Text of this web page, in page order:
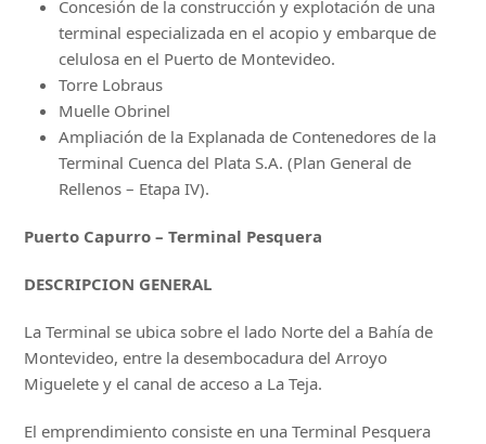
Concesión de la construcción y explotación de una
terminal especializada en el acopio y embarque de
celulosa en el Puerto de Montevideo.
Torre Lobraus
Muelle Obrinel
Ampliación de la Explanada de Contenedores de la
Terminal Cuenca del Plata S.A. (Plan General de
Rellenos – Etapa IV).
Puerto Capurro – Terminal Pesquera
DESCRIPCION GENERAL
La Terminal se ubica sobre el lado Norte del a Bahía de
Montevideo, entre la desembocadura del Arroyo
Miguelete y el canal de acceso a La Teja.
El emprendimiento consiste en una Terminal Pesquera